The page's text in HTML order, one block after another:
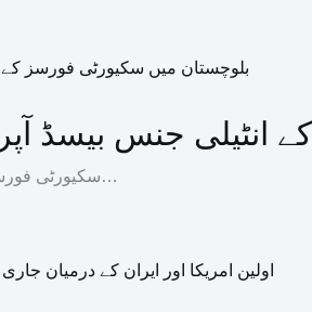
بیسڈ آپریشنز، 12 دہشت
سکیورٹی فورسز نے بلوچستان کے اضلاع واشک اور مستونگ میں…